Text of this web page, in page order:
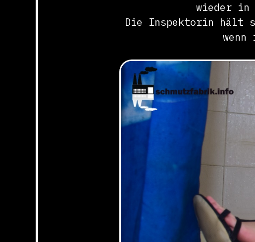
wieder in
Die Inspektorin hält